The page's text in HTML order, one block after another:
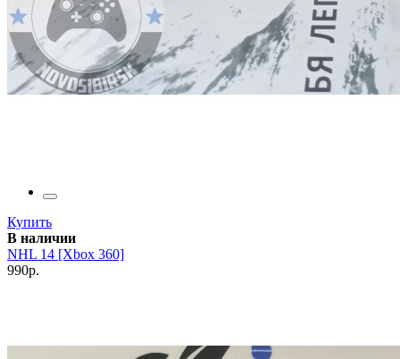
Купить
В наличии
NHL 14 [Xbox 360]
990р.